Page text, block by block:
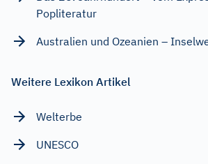
Popliteratur
Australien und Ozeanien –
Weitere Lexikon Artikel
Welterbe
UNESCO